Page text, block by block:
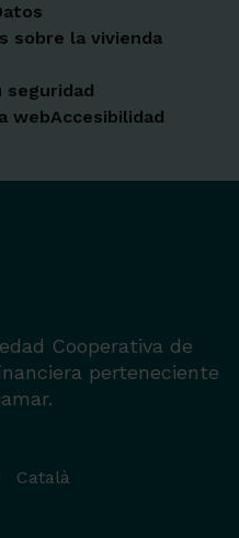
sobre la vivienda
seguridad
webAccesibilidad
Cooperativa de
perteneciente
Català